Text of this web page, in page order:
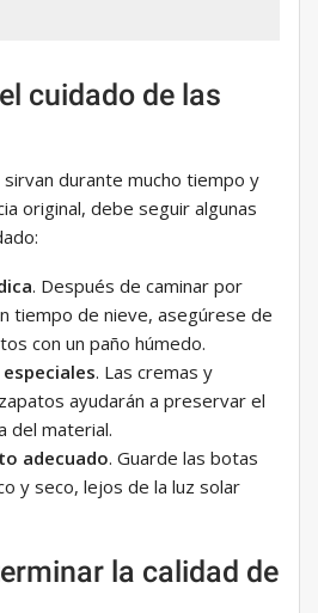
cuidado de las
durante mucho tiempo y
original, debe seguir algunas
. Después de caminar por
tiempo de nieve, asegúrese de
con un paño húmedo.
. Las cremas y
ayudarán a preservar el
del material.
adecuado. Guarde las botas
y seco, lejos de la luz solar
la calidad de